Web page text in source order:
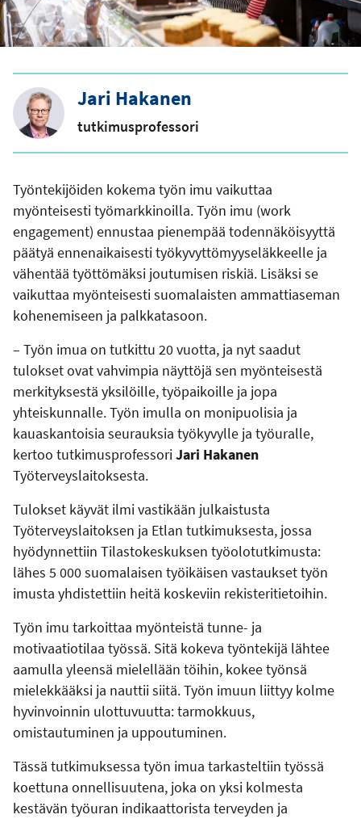
Jari Hakanen
tutkimusprofessori
Työntekijöiden kokema työn imu vaikuttaa
myönteisesti työmarkkinoilla. Työn imu (work
engagement) ennustaa pienempää todennäköisyyttä
päätyä ennenaikaisesti työkyvyttömyyseläkkeelle ja
vähentää työttömäksi joutumisen riskiä. Lisäksi se
vaikuttaa myönteisesti suomalaisten ammattiaseman
kohenemiseen ja palkkatasoon.
– Työn imua on tutkittu 20 vuotta, ja nyt saadut
tulokset ovat vahvimpia näyttöjä sen myönteisestä
merkityksestä yksilöille, työpaikoille ja jopa
yhteiskunnalle. Työn imulla on monipuolisia ja
kauaskantoisia seurauksia työkyvylle ja työuralle,
kertoo tutkimusprofessoriJari Hakanen
Työterveyslaitoksesta.
Tulokset käyvät ilmi vastikään julkaistusta
Työterveyslaitoksen ja Etlan tutkimuksesta, jossa
hyödynnettiin Tilastokeskuksen työolotutkimusta:
lähes 5 000 suomalaisen työikäisen vastaukset työn
imusta yhdistettiin heitä koskeviin rekisteritietoihin.
Työn imu tarkoittaa myönteistä tunne- ja
motivaatiotilaa työssä. Sitä kokeva työntekijä lähtee
aamulla yleensä mielellään töihin, kokee työnsä
mielekkääksi ja nauttii siitä. Työn imuun liittyy kolme
hyvinvoinnin ulottuvuutta: tarmokkuus,
omistautuminen ja uppoutuminen.
Tässä tutkimuksessa työn imua tarkasteltiin työssä
koettuna onnellisuutena, joka on yksi kolmesta
kestävän työuran indikaattorista terveyden ja